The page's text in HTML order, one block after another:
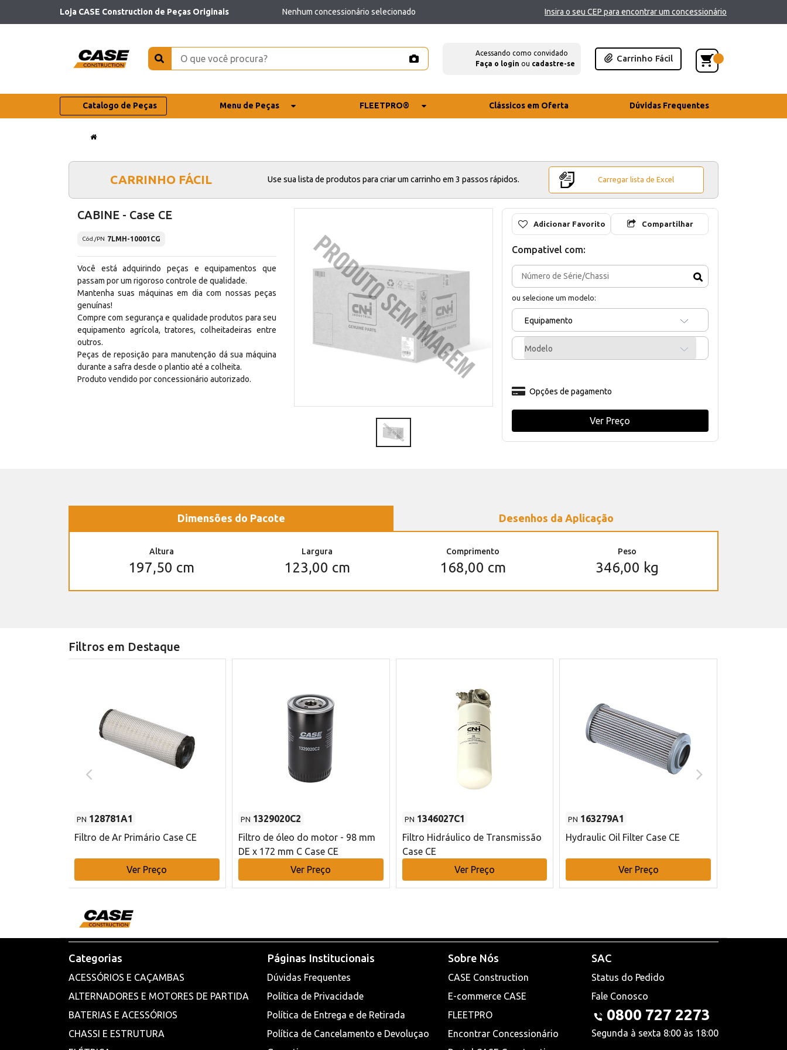
Loja CASE Construction de Peças Originais Nenhum concessionário selecionado Insira o seu CEP para encontrar um concessionário
Acessando como convidado
Faça o login ou cadastre-se
Carrinho Fácil
Catalogo de Peças Menu de Peças FLEETPRO® Clássicos em Oferta Dúvidas Frequentes
CARRINHO FÁCIL Use sua lista de produtos para criar um carrinho em 3 passos rápidos. Carregar lista de Excel
CABINE - Case CE
Cód./PN 7LMH-10001CG
Você está adquirindo peças e equipamentos que
passam por um rigoroso controle de qualidade.
Mantenha suas máquinas em dia com nossas peças
genuínas!
Compre com segurança e qualidade produtos para seu
equipamento agrícola, tratores, colheitadeiras entre
outros.
Peças de reposição para manutenção dá sua máquina
durante a safra desde o plantio até a colheita.
Produto vendido por concessionário autorizado.
Adicionar Favorito Compartilhar
Compativel com:
ou selecione um modelo:
Equipamento
Modelo
Opções de pagamento
Ver Preço
Dimensões do Pacote Desenhos da Aplicação
Altura
197,50 cm
Largura
123,00 cm
Comprimento
168,00 cm
Peso
346,00 kg
Filtros em Destaque
PN 128781A1
Filtro de Ar Primário Case CE
Ver Preço
PN 1329020C2
Filtro de óleo do motor - 98 mm
DE x 172 mm C Case CE
Ver Preço
PN 1346027C1
Filtro Hidráulico de Transmissão
Case CE
Ver Preço
PN 163279A1
Hydraulic Oil Filter Case CE
Ver Preço
Categorias
ACESSÓRIOS E CAÇAMBAS
ALTERNADORES E MOTORES DE PARTIDA
BATERIAS E ACESSÓRIOS
CHASSI E ESTRUTURA
Páginas Institucionais
Dúvidas Frequentes
Política de Privacidade
Política de Entrega e de Retirada
Política de Cancelamento e Devoluçao
Sobre Nós
CASE Construction
E-commerce CASE
FLEETPRO
Encontrar Concessionário
SAC
Status do Pedido
Fale Conosco
0800 727 2273
Segunda à sexta 8:00 às 18:00